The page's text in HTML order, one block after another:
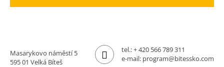
Masarykovo náměstí 5
595 01 Velká Bíteš
tel.:+ 420 566 789 311
e-mail: program@bitessko.com